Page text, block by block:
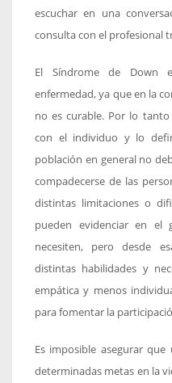
escuchar en una
consulta con el profesional
El Síndrome de Down
enfermedad, ya que en la
no es curable. Por lo
con el individuo y lo
población en general no
compadecerse de las
distintas limitaciones o
pueden evidenciar en
necesiten, pero desde
distintas habilidades y
empática y menos
para fomentar la
Es imposible asegurar
determinadas metas en la